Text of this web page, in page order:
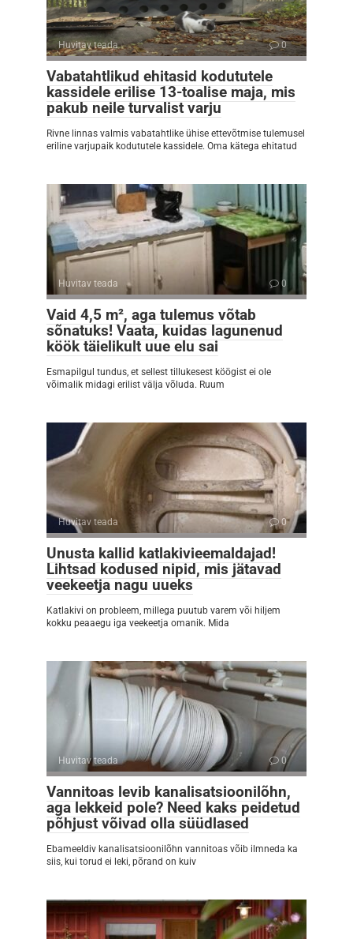
Huvitav teada 0
Vabatahtlikud ehitasid kodututele
kassidele erilise 13-toalise maja, mis
pakub neile turvalist varju
Rivne linnas valmis vabatahtlike ühise ettevõtmise tulemusel
eriline varjupaik kodututele kassidele. Oma kätega ehitatud
Huvitav teada 0
Vaid 4,5 m², aga tulemus võtab
sõnatuks! Vaata, kuidas lagunenud
köök täielikult uue elu sai
Esmapilgul tundus, et sellest tillukesest köögist ei ole
võimalik midagi erilist välja võluda. Ruum
Huvitav teada 0
Unusta kallid katlakivieemaldajad!
Lihtsad kodused nipid, mis jätavad
veekeetja nagu uueks
Katlakivi on probleem, millega puutub varem või hiljem
kokku peaaegu iga veekeetja omanik. Mida
Huvitav teada 0
Vannitoas levib kanalisatsioonilõhn,
aga lekkeid pole? Need kaks peidetud
põhjust võivad olla süüdlased
Ebameeldiv kanalisatsioonilõhn vannitoas võib ilmneda ka
siis, kui torud ei leki, põrand on kuiv